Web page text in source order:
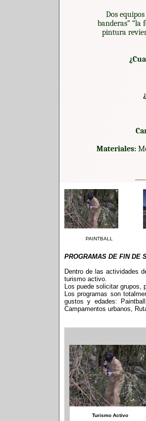
Dos
banderas” “la
pintura
Materiales:
PAINTBALL
PROGRAMAS DE FIN DE
Dentro de las actividades
turismo activo.
Los puede solicitar
Los programas son
gustos y edades:
Campamentos urbanos,
Turismo Activo